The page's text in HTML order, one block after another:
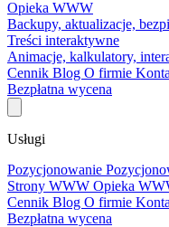
Opieka WWW
Backupy, aktualizacje,
Treści interaktywne
Animacje, kalkulatory,
Cennik Blog O firmie
Bezpłatna wycena
Usługi
Pozycjonowanie
Strony WWW Opieka
Cennik Blog O firmie
Bezpłatna wycena